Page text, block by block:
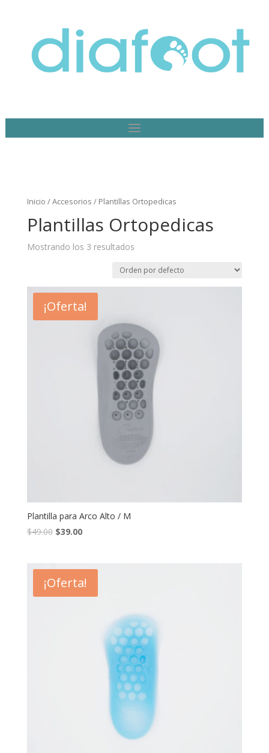
Inicio /Accesorios / Plantillas Ortopedicas
Plantillas Ortopedicas
Mostrando los 3 resultados
¡Oferta!
Plantilla para Arco Alto / M
$49.00 $39.00
¡Oferta!